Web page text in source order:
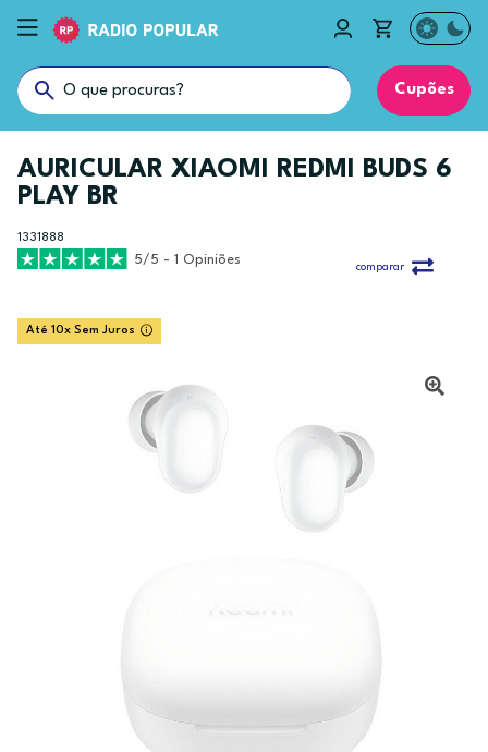
Cupões
AURICULAR XIAOMI REDMI BUDS 6
PLAY BR
1331888
5/5 - 1 Opiniões
comparar
Até 10x Sem Juros